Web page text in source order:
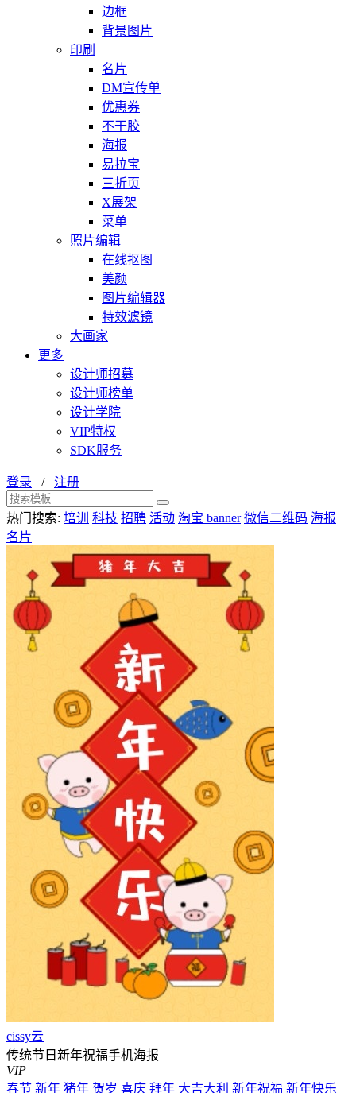
边框
背景图片
印刷
名片
DM宣传单
优惠券
不干胶
海报
易拉宝
三折页
X展架
菜单
照片编辑
在线抠图
美颜
图片编辑器
特效滤镜
大画家
更多
设计师招募
设计师榜单
设计学院
VIP特权
SDK服务
登录 / 注册
热门搜索: 培训 科技 招聘 活动 淘宝 banner 微信二维码 海报
名片
cissy云
传统节日新年祝福手机海报
VIP
春节 新年 猪年 贺岁 喜庆 拜年 大吉大利 新年祝福 新年快乐